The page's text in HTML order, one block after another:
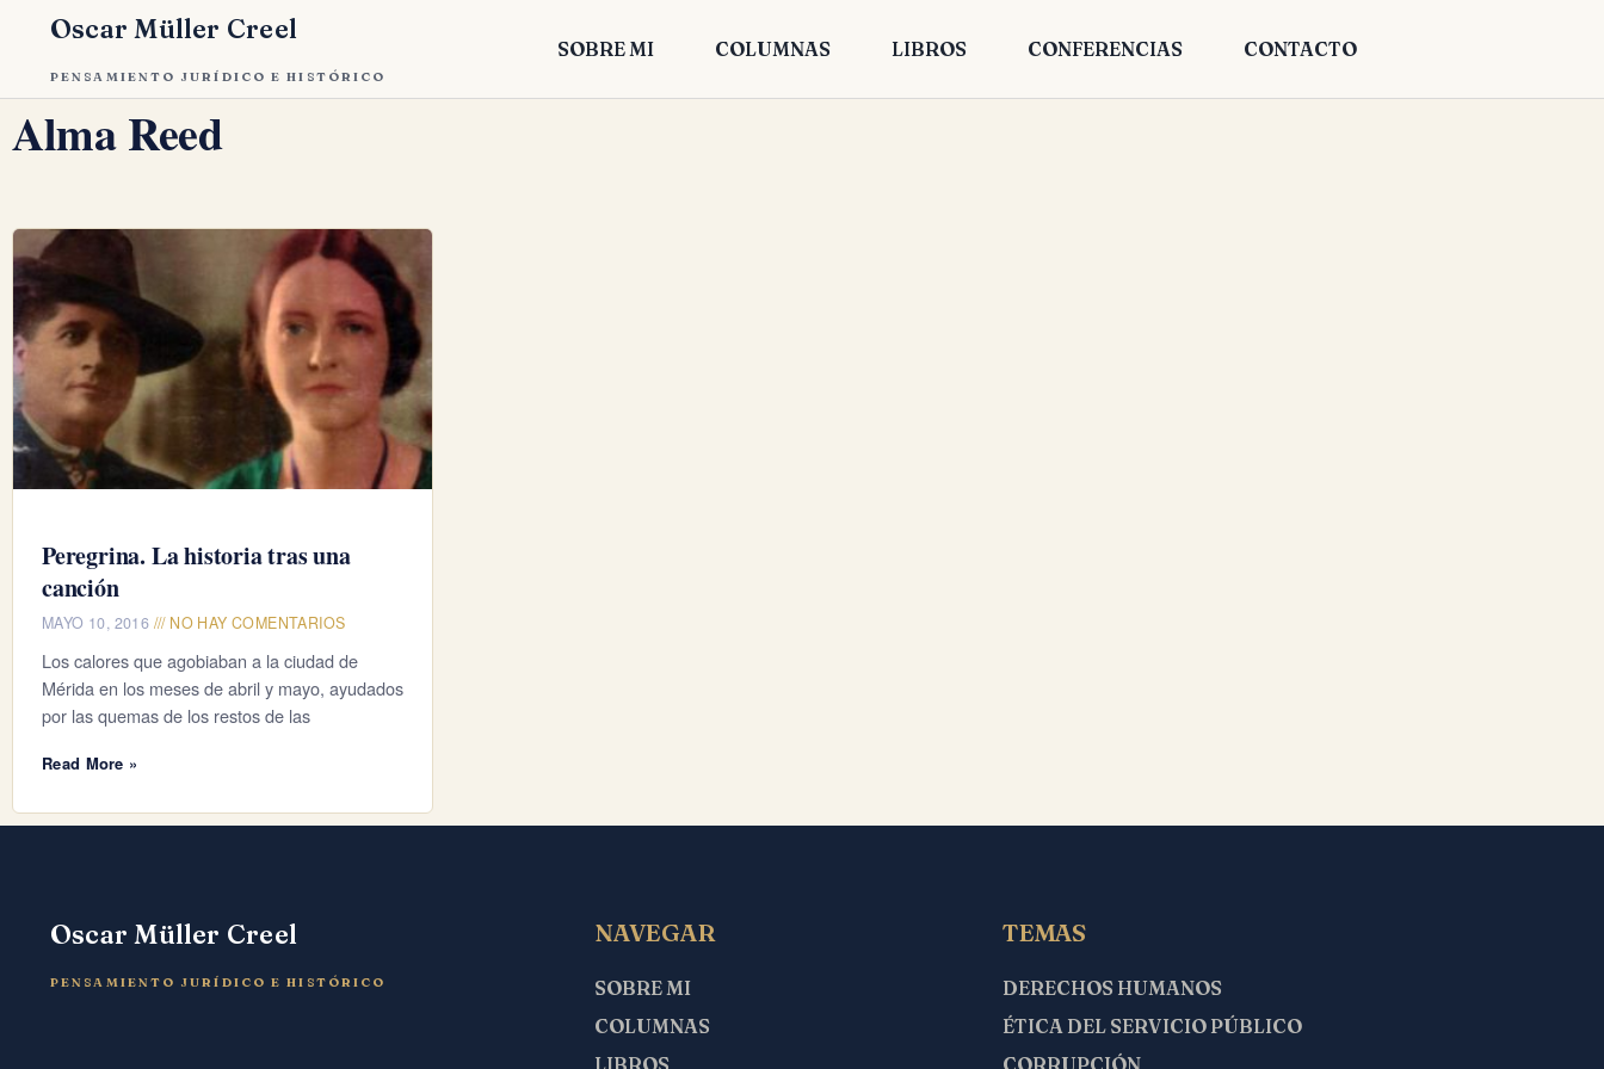
Oscar Müller Creel
PENSAMIENTO JURÍDICO E HISTÓRICO
SOBRE MI COLUMNAS LIBROS CONFERENCIAS CONTACTO
Alma Reed
Peregrina. La historia tras una
canción
MAYO 10, 2016 NO HAY COMENTARIOS
Los calores que agobiaban a la ciudad de
Mérida en los meses de abril y mayo, ayudados
por las quemas de los restos de las
Read More »
Oscar Müller Creel
PENSAMIENTO JURÍDICO E HISTÓRICO
NAVEGAR
SOBRE MI
COLUMNAS
LIBROS
TEMAS
DERECHOS HUMANOS
ÉTICA DEL SERVICIO PÚBLICO
CORRUPCIÓN